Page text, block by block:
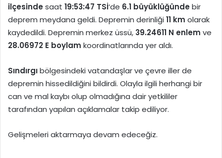
ilçesindesaat 19:53:47 TSİ‘de 6.1 büyüklüğündebir
deprem meydana geldi. Depremin derinliği11 km olarak
kaydedildi. Depremin merkez üssü, 39.24611 N enlem ve
28.06972 E boylam koordinatlarında yer aldı.
Sındırgıbölgesindeki vatandaşlar ve çevre iller de
depremin hissedildiğini bildirdi. Olayla ilgili herhangi bir
can ve mal kaybı olup olmadığına dair yetkililer
tarafından yapılan açıklamalar takip ediliyor.
Gelişmeleri aktarmaya devam edeceğiz.